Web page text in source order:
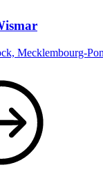
Mecklembourg-